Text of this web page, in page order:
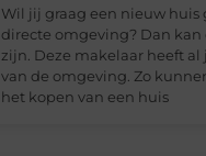
Wil jij graag een nieuw huis
directe omgeving? Dan
zijn. Deze makelaar heeft
van de omgeving. Zo
het kopen van een huis